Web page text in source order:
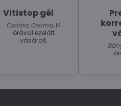
Vitistop gél
Csorba, Csorna, 14
órával ezelőtt
vásárolt.